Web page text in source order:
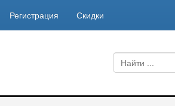
Регистрация Скидки